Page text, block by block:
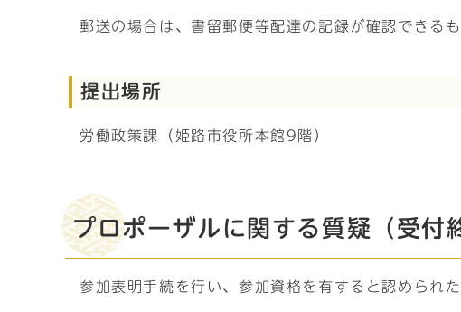
郵送の場合は、書留郵便等配達の記録が確認できるも
提出場所
労働政策課（姫路市役所本館9階）
プロポーザルに関する質疑（受付
参加表明手続を行い、参加資格を有すると認められ